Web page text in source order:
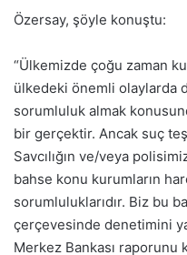
Özersay, şöyle konuştu:
“Ülkemizde çoğu zaman
ülkedeki önemli olaylarda
sorumluluk almak
bir gerçektir. Ancak suç
Savcılığın ve/veya
bahse konu kurumların
sorumluluklarıdır. Biz bu
çerçevesinde denetimini
Merkez Bankası raporunu